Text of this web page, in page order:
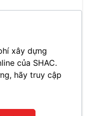
xây dựng
của SHAC.
hãy truy cập